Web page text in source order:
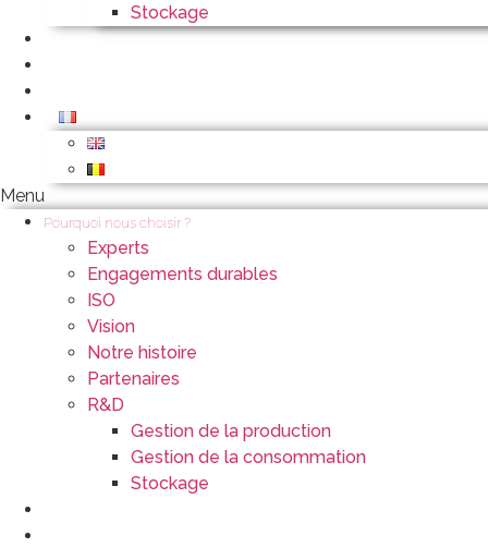
Stockage
Menu
Pourquoi nous choisir ?
Experts
Engagements durables
ISO
Vision
Notre histoire
Partenaires
R&D
Gestion de la production
Gestion de la consommation
Stockage